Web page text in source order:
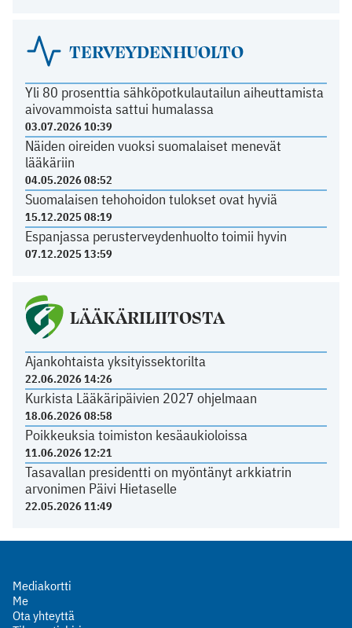
TERVEYDENHUOLTO
Yli 80 prosenttia sähköpotkulautailun aiheuttamista
aivovammoista sattui humalassa
03.07.2026 10:39
Näiden oireiden vuoksi suomalaiset menevät
lääkäriin
04.05.2026 08:52
Suomalaisen tehohoidon tulokset ovat hyviä
15.12.2025 08:19
Espanjassa perusterveydenhuolto toimii hyvin
07.12.2025 13:59
LÄÄKÄRILIITOSTA
Ajankohtaista yksityissektorilta
22.06.2026 14:26
Kurkista Lääkäripäivien 2027 ohjelmaan
18.06.2026 08:58
Poikkeuksia toimiston kesäaukioloissa
11.06.2026 12:21
Tasavallan presidentti on myöntänyt arkkiatrin
arvonimen Päivi Hietaselle
22.05.2026 11:49
Mediakortti
Me
Ota yhteyttä